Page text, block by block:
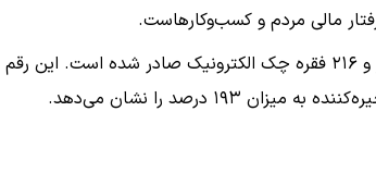
مالی مردم و کسب‌وکارهاست.
بر اساس گزارش‌های رسمی، در اردیبهشت ۱۴۰۵، ۸۸۸ هزار و ۲۱۶ فقره چک الکترونیک صادر شده است. این رقم